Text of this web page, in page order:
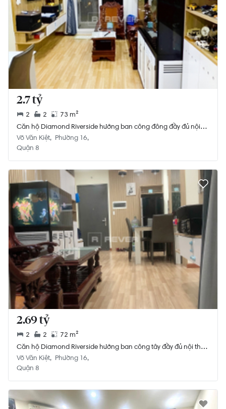
2.7 tỷ
2 2
73 m²
Căn hộ Diamond Riverside hướng ban công đông đầy đủ nội
thất diện tích 73m².
Võ Văn Kiệt
Phường 16
Quận 8
2.69 tỷ
2 2
72 m²
Căn hộ Diamond Riverside hướng ban công tây đầy đủ nội thất
diện tích 72m².
Võ Văn Kiệt
Phường 16
Quận 8